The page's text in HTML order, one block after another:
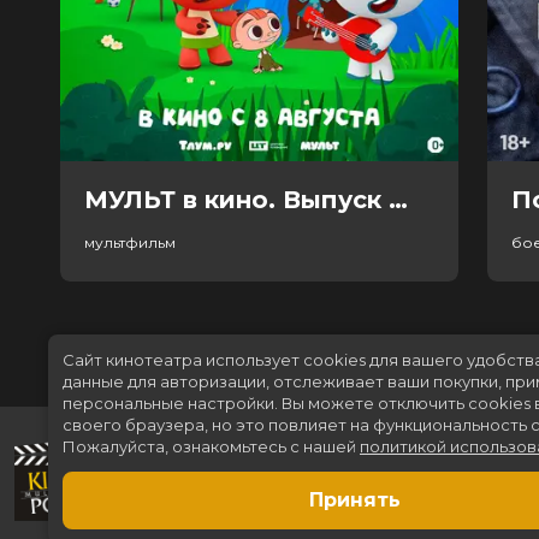
МУЛЬТ в кино. Выпуск №198. Некогда скучать (0+)
мультфильм
Сайт кинотеатра использует cookies для вашего
данные для авторизации, отслеживает ваши покупки,
персональные настройки. Вы можете отключить cookies
своего браузера, но это повлияет на функциональность
Пожалуйста, ознакомьтесь с нашей политикой
Принять